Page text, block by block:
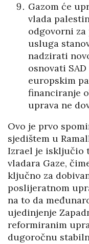
Gazom će
vlada
odgovorni za
usluga
nadzirati
osnovati
europskim
financiranje
uprava ne
Ovo je prvo
sjedištem u
Izrael je isključio
vladara Gaze,
ključno za
poslijeratnom
na to da
ujedinjenje
reformiranim
dugoročnu